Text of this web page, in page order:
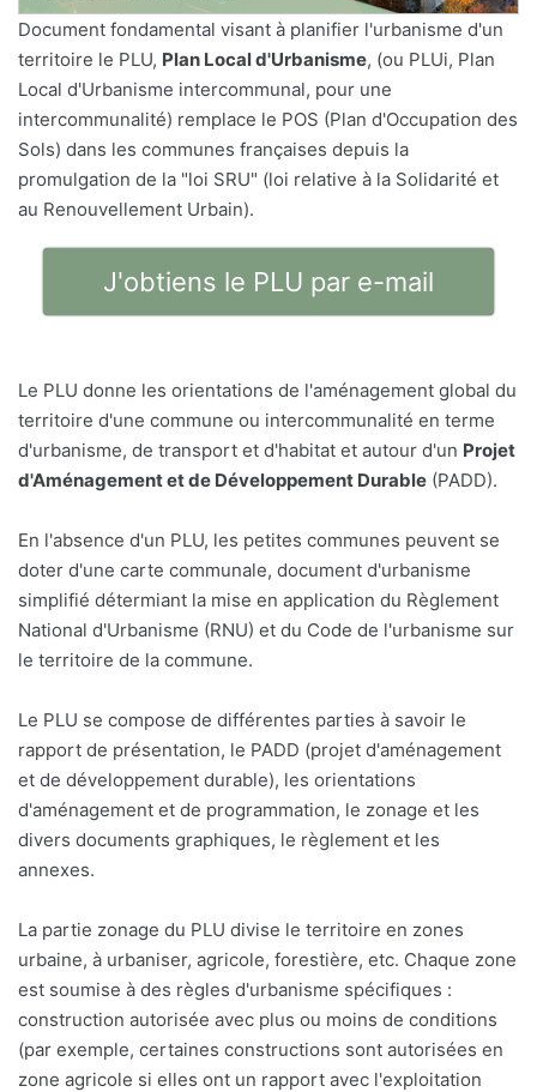
Document fondamental visant à planifier l'urbanisme d'un
territoire le PLU, Plan Local d'Urbanisme, (ou PLUi, Plan
Local d'Urbanisme intercommunal, pour une
intercommunalité) remplace le POS (Plan d'Occupation des
Sols) dans les communes françaises depuis la
promulgation de la "loi SRU" (loi relative à la Solidarité et
au Renouvellement Urbain).
J'obtiens le PLU par e-mail
Le PLU donne les orientations de l'aménagement global du
territoire d'une commune ou intercommunalité en terme
d'urbanisme, de transport et d'habitat et autour d'un Projet
d'Aménagement et de Développement Durable (PADD).
En l'absence d'un PLU, les petites communes peuvent se
doter d'une carte communale, document d'urbanisme
simplifié détermiant la mise en application du Règlement
National d'Urbanisme (RNU) et du Code de l'urbanisme sur
le territoire de la commune.
Le PLU se compose de différentes parties à savoir le
rapport de présentation, le PADD (projet d'aménagement
et de développement durable), les orientations
d'aménagement et de programmation, le zonage et les
divers documents graphiques, le règlement et les
annexes.
La partie zonage du PLU divise le territoire en zones
urbaine, à urbaniser, agricole, forestière, etc. Chaque zone
est soumise à des règles d'urbanisme spécifiques :
construction autorisée avec plus ou moins de conditions
(par exemple, certaines constructions sont autorisées en
zone agricole si elles ont un rapport avec l'exploitation